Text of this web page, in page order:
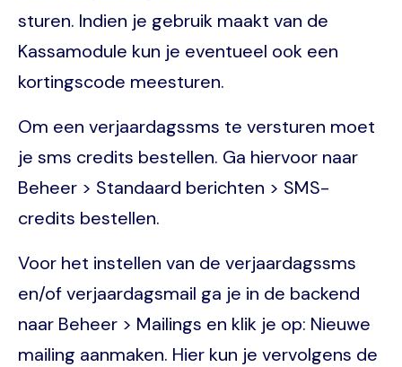
sturen. Indien je gebruik maakt van de
Kassamodule kun je eventueel ook een
kortingscode meesturen.
Om een verjaardagssms te versturen moet
je sms credits bestellen. Ga hiervoor naar
Beheer > Standaard berichten > SMS-
credits bestellen.
Voor het instellen van de verjaardagssms
en/of verjaardagsmail ga je in de backend
naar Beheer > Mailings en klik je op: Nieuwe
mailing aanmaken. Hier kun je vervolgens de